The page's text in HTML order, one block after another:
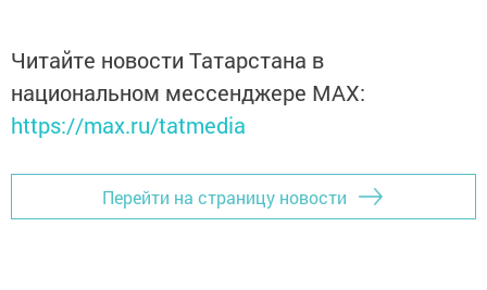
Читайте новости Татарстана в
национальном мессенджере MАХ:
https://max.ru/tatmedia
Перейти на страницу новости